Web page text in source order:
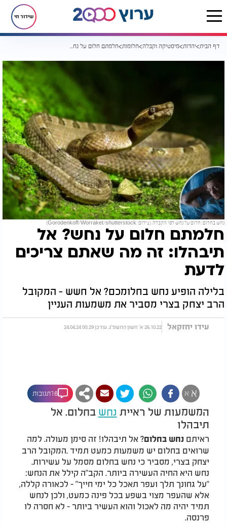
שידור חי
דף הבית יהדות מיסטיקה וקבלה חלומות חלמתם חלום על נחש? אל תיבהלו: זה מה שאתם צריכים לדעת
נחש בחלום: חלום על נחש לפי הקבלה. (צילום: Gorodenkoff/Worraket/shutterstock)
חלמתם חלום על נחש? אל
תיבהלו: זה מה שאתם צריכים
לדעת
בלילה הופיע נחש בחלומכם? אל חשש - המקובל
הרב יצחק בצרי מסביר את משמעות העניין
עידו יחזקאל 26.10.22 א' חשון התשפ"ג, עודכן 00:29 24.04.24
א א 16תגובות
המשמעות של ראיית נחש בחלום. אל
תיבהלו
ראיתםנחש בחלום? אל תיבהלו! זה סימן מעולה. למה
שרואים בחלום יש משמעות כמעט תמיד.המקובל הרב
יצחק בצרי, מסביר כי נחש בחלום מסמל על עשירות.
נחש היא החיה העשירה ביותר. הקב"ה קילל את הנחש:
"על גחונך תלך ועפר תאכל כל ימי חייך" - לכאורה קללה,
אלא שהעפר מצוי בשפע בכל פינה כמעט, ולכן לנחש
תמיד יהיה מה לאכול והוא העשיר ביותר - לא חסרה לו
פרנסה.